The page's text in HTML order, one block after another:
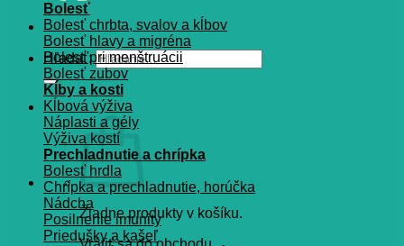
Hľadať:
Žiadne produkty v košíku.
Bolesť
Bolesť chrbta, svalov a kĺbov
Bolesť hlavy a migréna
Bolesť pri menštruácii
Bolesť zubov
Kĺby a kosti
Kĺbová výživa
Náplasti a gély
Výživa kostí
Prechladnutie a chrípka
Bolesť hrdla
Chrípka a prechladnutie, horúčka
Nádcha
Posilnenie imunity
Priedušky a kašeľ